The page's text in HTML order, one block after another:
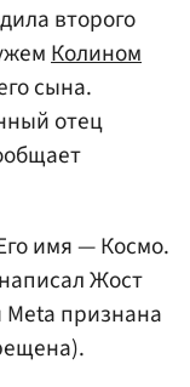
второго
Колином
сына.
отец
имя — Космо.
Жост
признана